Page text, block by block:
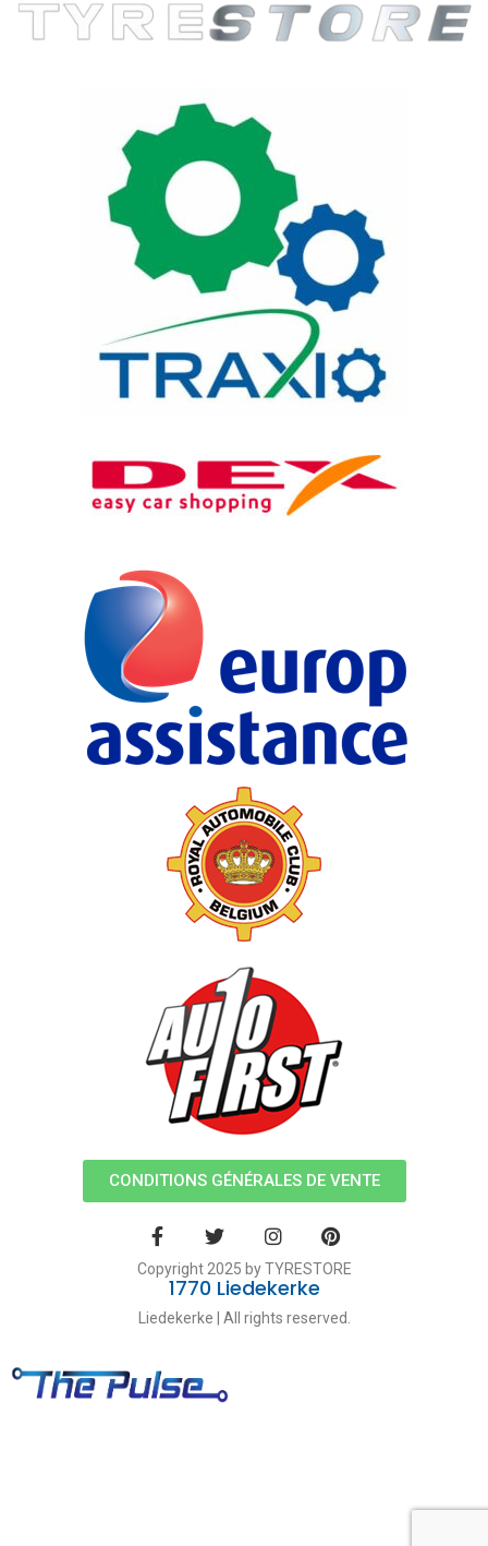
CONDITIONS GÉNÉRALES DE VENTE
Copyright 2025 by TYRESTORE
1770 Liedekerke
Liedekerke | All rights reserved.